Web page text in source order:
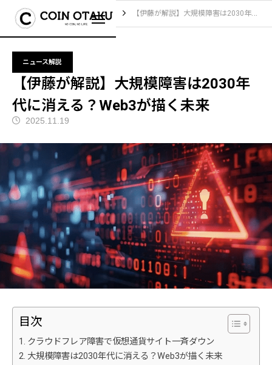
ブログ ニュース解説 【伊藤が解説】大規模障害は2030年代に消える？Web3が描く未来
ニュース解説
【伊藤が解説】大規模障害は2030年
代に消える？Web3が描く未来
2025.11.19
目次
クラウドフレア障害で仮想通貨サイト一斉ダウン
大規模障害は2030年代に消える？Web3が描く未来